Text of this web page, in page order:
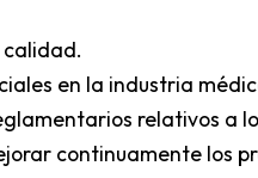
en la industria
relativos a
continuamente los